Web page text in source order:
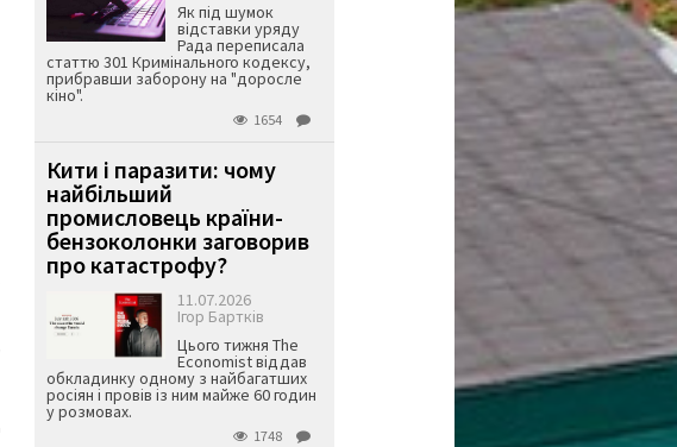
Як під шумок
відставки уряду
Рада переписала
статтю 301 Кримінального кодексу,
прибравши заборону на "доросле
кіно".
1654
Кити і паразити: чому
найбільший
промисловець країни-
бензоколонки заговорив
про катастрофу?
11.07.2026
Ігор Бартків
Цього тижня The
Economist віддав
обкладинку одному з найбагатших
росіян і провів із ним майже 60 годин
у розмовах.
1748